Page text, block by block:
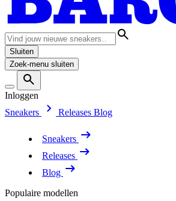
Sluiten
Zoek-menu sluiten
Inloggen
Sneakers
Releases Blog
Sneakers
Releases
Blog
Populaire modellen